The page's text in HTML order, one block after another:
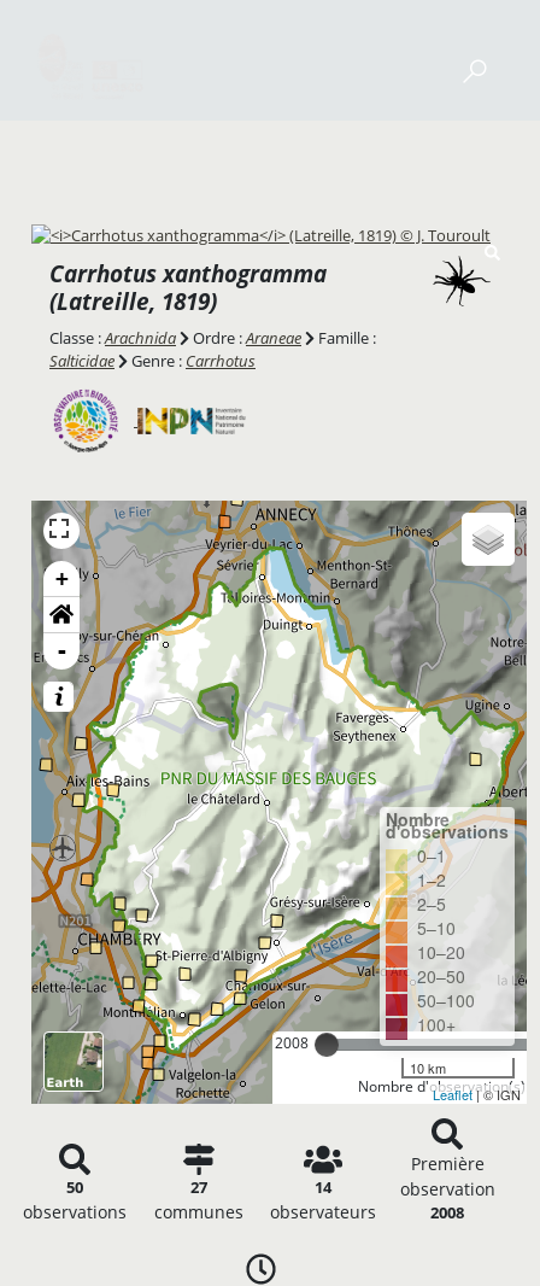
Carrhotus xanthogramma
(Latreille, 1819)
Classe :Arachnida Ordre :Araneae
Famille :
Salticidae
Genre : Carrhotus
+
-
2008
Nombre d'observation(s):
Nombre
d'observations
0–1
1–2
2–5
5–10
10–20
20–50
50–100
100+
10 km
Leaflet| © IGN
50
observations
27
communes
14
observateurs
Première
observation
2008